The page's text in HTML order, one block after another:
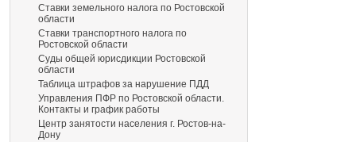
Ставки земельного налога по Ростовской
области
Ставки транспортного налога по
Ростовской области
Суды общей юрисдикции Ростовской
области
Таблица штрафов за нарушение ПДД
Управления ПФР по Ростовской области.
Контакты и график работы
Центр занятости населения г. Ростов-на-
Дону